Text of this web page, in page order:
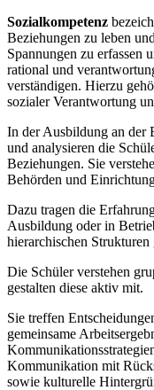
Sozialkompetenz
Beziehungen zu leben
Spannungen zu erfassen
rational und
verständigen. Hierzu
sozialer Verantwortung
In der Ausbildung an der
und analysieren die
Beziehungen. Sie
Behörden und
Dazu tragen die
Ausbildung oder in
hierarchischen
Die Schüler verstehen
gestalten diese aktiv mit.
Sie treffen
gemeinsame
Kommunikation mit
sowie kulturelle